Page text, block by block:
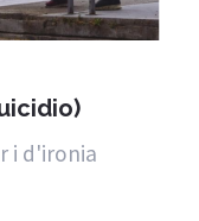
i d'ironia